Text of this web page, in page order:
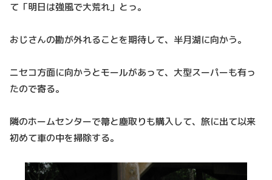
て「明日は強風で大荒れ」とっ。
おじさんの勘が外れることを期待して、半月湖に向かう。
ニセコ方面に向かうとモールがあって、大型スーパーも有っ
たので寄る。
隣のホームセンターで箒と塵取りも購入して、旅に出て以来
初めて車の中を掃除する。